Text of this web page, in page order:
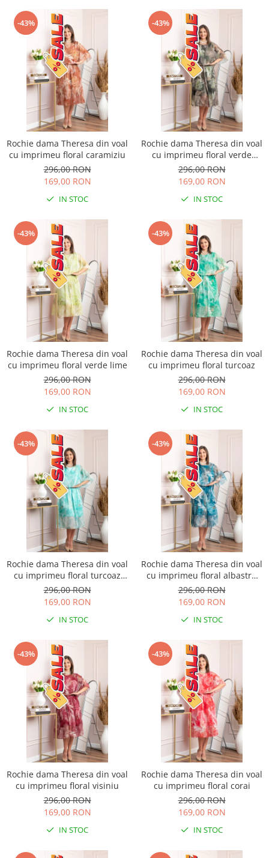
-43%
Rochie dama Theresa din voal
cu imprimeu floral caramiziu
296,00 RON
169,00 RON
IN STOC
-43%
Rochie dama Theresa din voal
cu imprimeu floral verde
salvie
296,00 RON
169,00 RON
IN STOC
-43%
Rochie dama Theresa din voal
cu imprimeu floral verde lime
296,00 RON
169,00 RON
IN STOC
-43%
Rochie dama Theresa din voal
cu imprimeu floral turcoaz
296,00 RON
169,00 RON
IN STOC
-43%
Rochie dama Theresa din voal
cu imprimeu floral turcoaz
aqua
296,00 RON
169,00 RON
IN STOC
-43%
Rochie dama Theresa din voal
cu imprimeu floral albastru
petrol
296,00 RON
169,00 RON
IN STOC
-43%
Rochie dama Theresa din voal
cu imprimeu floral visiniu
296,00 RON
169,00 RON
IN STOC
-43%
Rochie dama Theresa din voal
cu imprimeu floral corai
296,00 RON
169,00 RON
IN STOC